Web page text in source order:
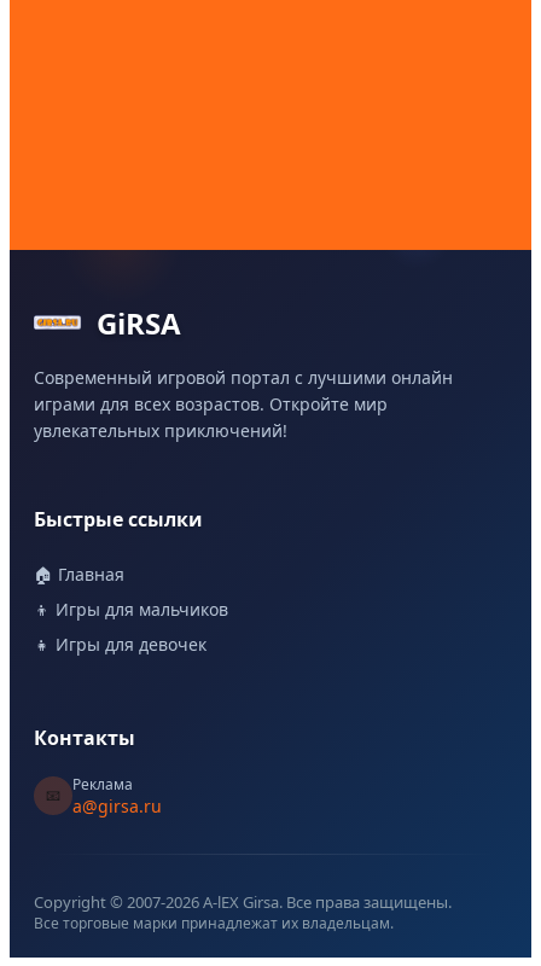
GiRSA
Современный игровой портал с лучшими онлайн
играми для всех возрастов. Откройте мир
увлекательных приключений!
Быстрые ссылки
🏠 Главная
👦 Игры для мальчиков
👧 Игры для девочек
Контакты
📧
Реклама
a@girsa.ru
Copyright © 2007-2026A-lEX Girsa. Все права защищены.
Все торговые марки принадлежат их владельцам.